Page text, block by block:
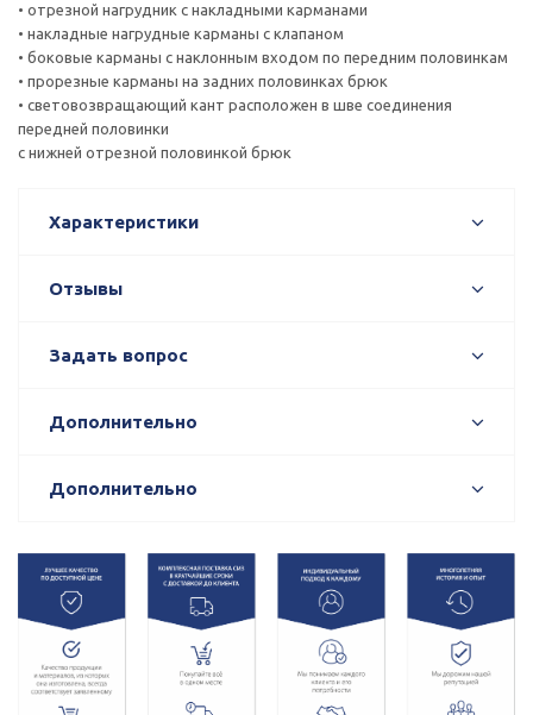
• отрезной нагрудник с накладными карманами
• накладные нагрудные карманы с клапаном
• боковые карманы с наклонным входом по передним половинкам
• прорезные карманы на задних половинках брюк
• световозвращающий кант расположен в шве соединения
передней половинки
с нижней отрезной половинкой брюк
Характеристики
Отзывы
Задать вопрос
Дополнительно
Дополнительно